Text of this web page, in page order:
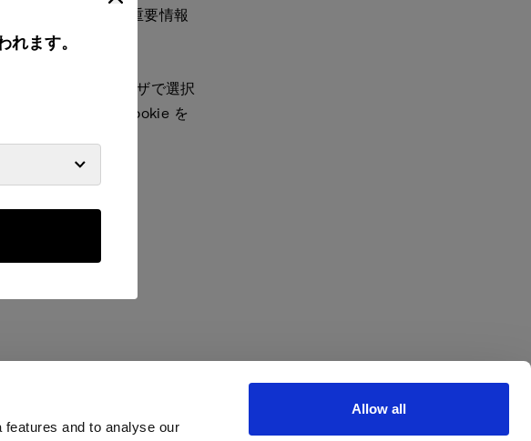
and to analyse our
Allow all
れます。
Web サイト上の重要情報
性があります。
ます。 あるブラウザで選択
下のブラウザで Cookie を